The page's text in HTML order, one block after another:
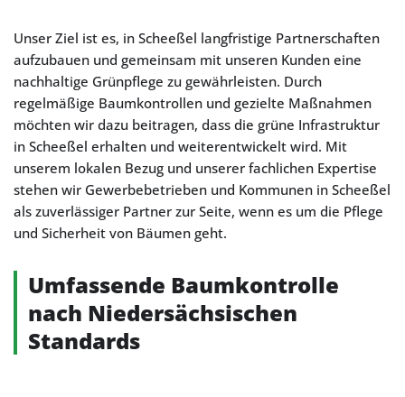
Unser Ziel ist es, in Scheeßel langfristige Partnerschaften
aufzubauen und gemeinsam mit unseren Kunden eine
nachhaltige Grünpflege zu gewährleisten. Durch
regelmäßige Baumkontrollen und gezielte Maßnahmen
möchten wir dazu beitragen, dass die grüne Infrastruktur
in Scheeßel erhalten und weiterentwickelt wird. Mit
unserem lokalen Bezug und unserer fachlichen Expertise
stehen wir Gewerbebetrieben und Kommunen in Scheeßel
als zuverlässiger Partner zur Seite, wenn es um die Pflege
und Sicherheit von Bäumen geht.
Umfassende Baumkontrolle
nach Niedersächsischen
Standards